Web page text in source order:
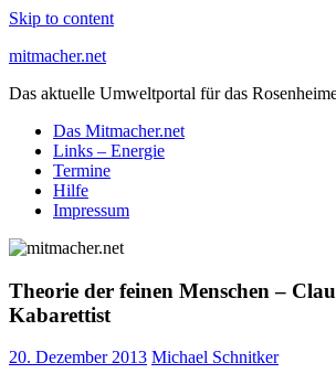
Skip to content
mitmacher.net
Das aktuelle Umweltportal für das
Das Mitmacher.net
Links – Energie
Termine
Hilfe
Impressum
Theorie der feinen Menschen –
Kabarettist
20. Dezember 2013 Michael Schnitker